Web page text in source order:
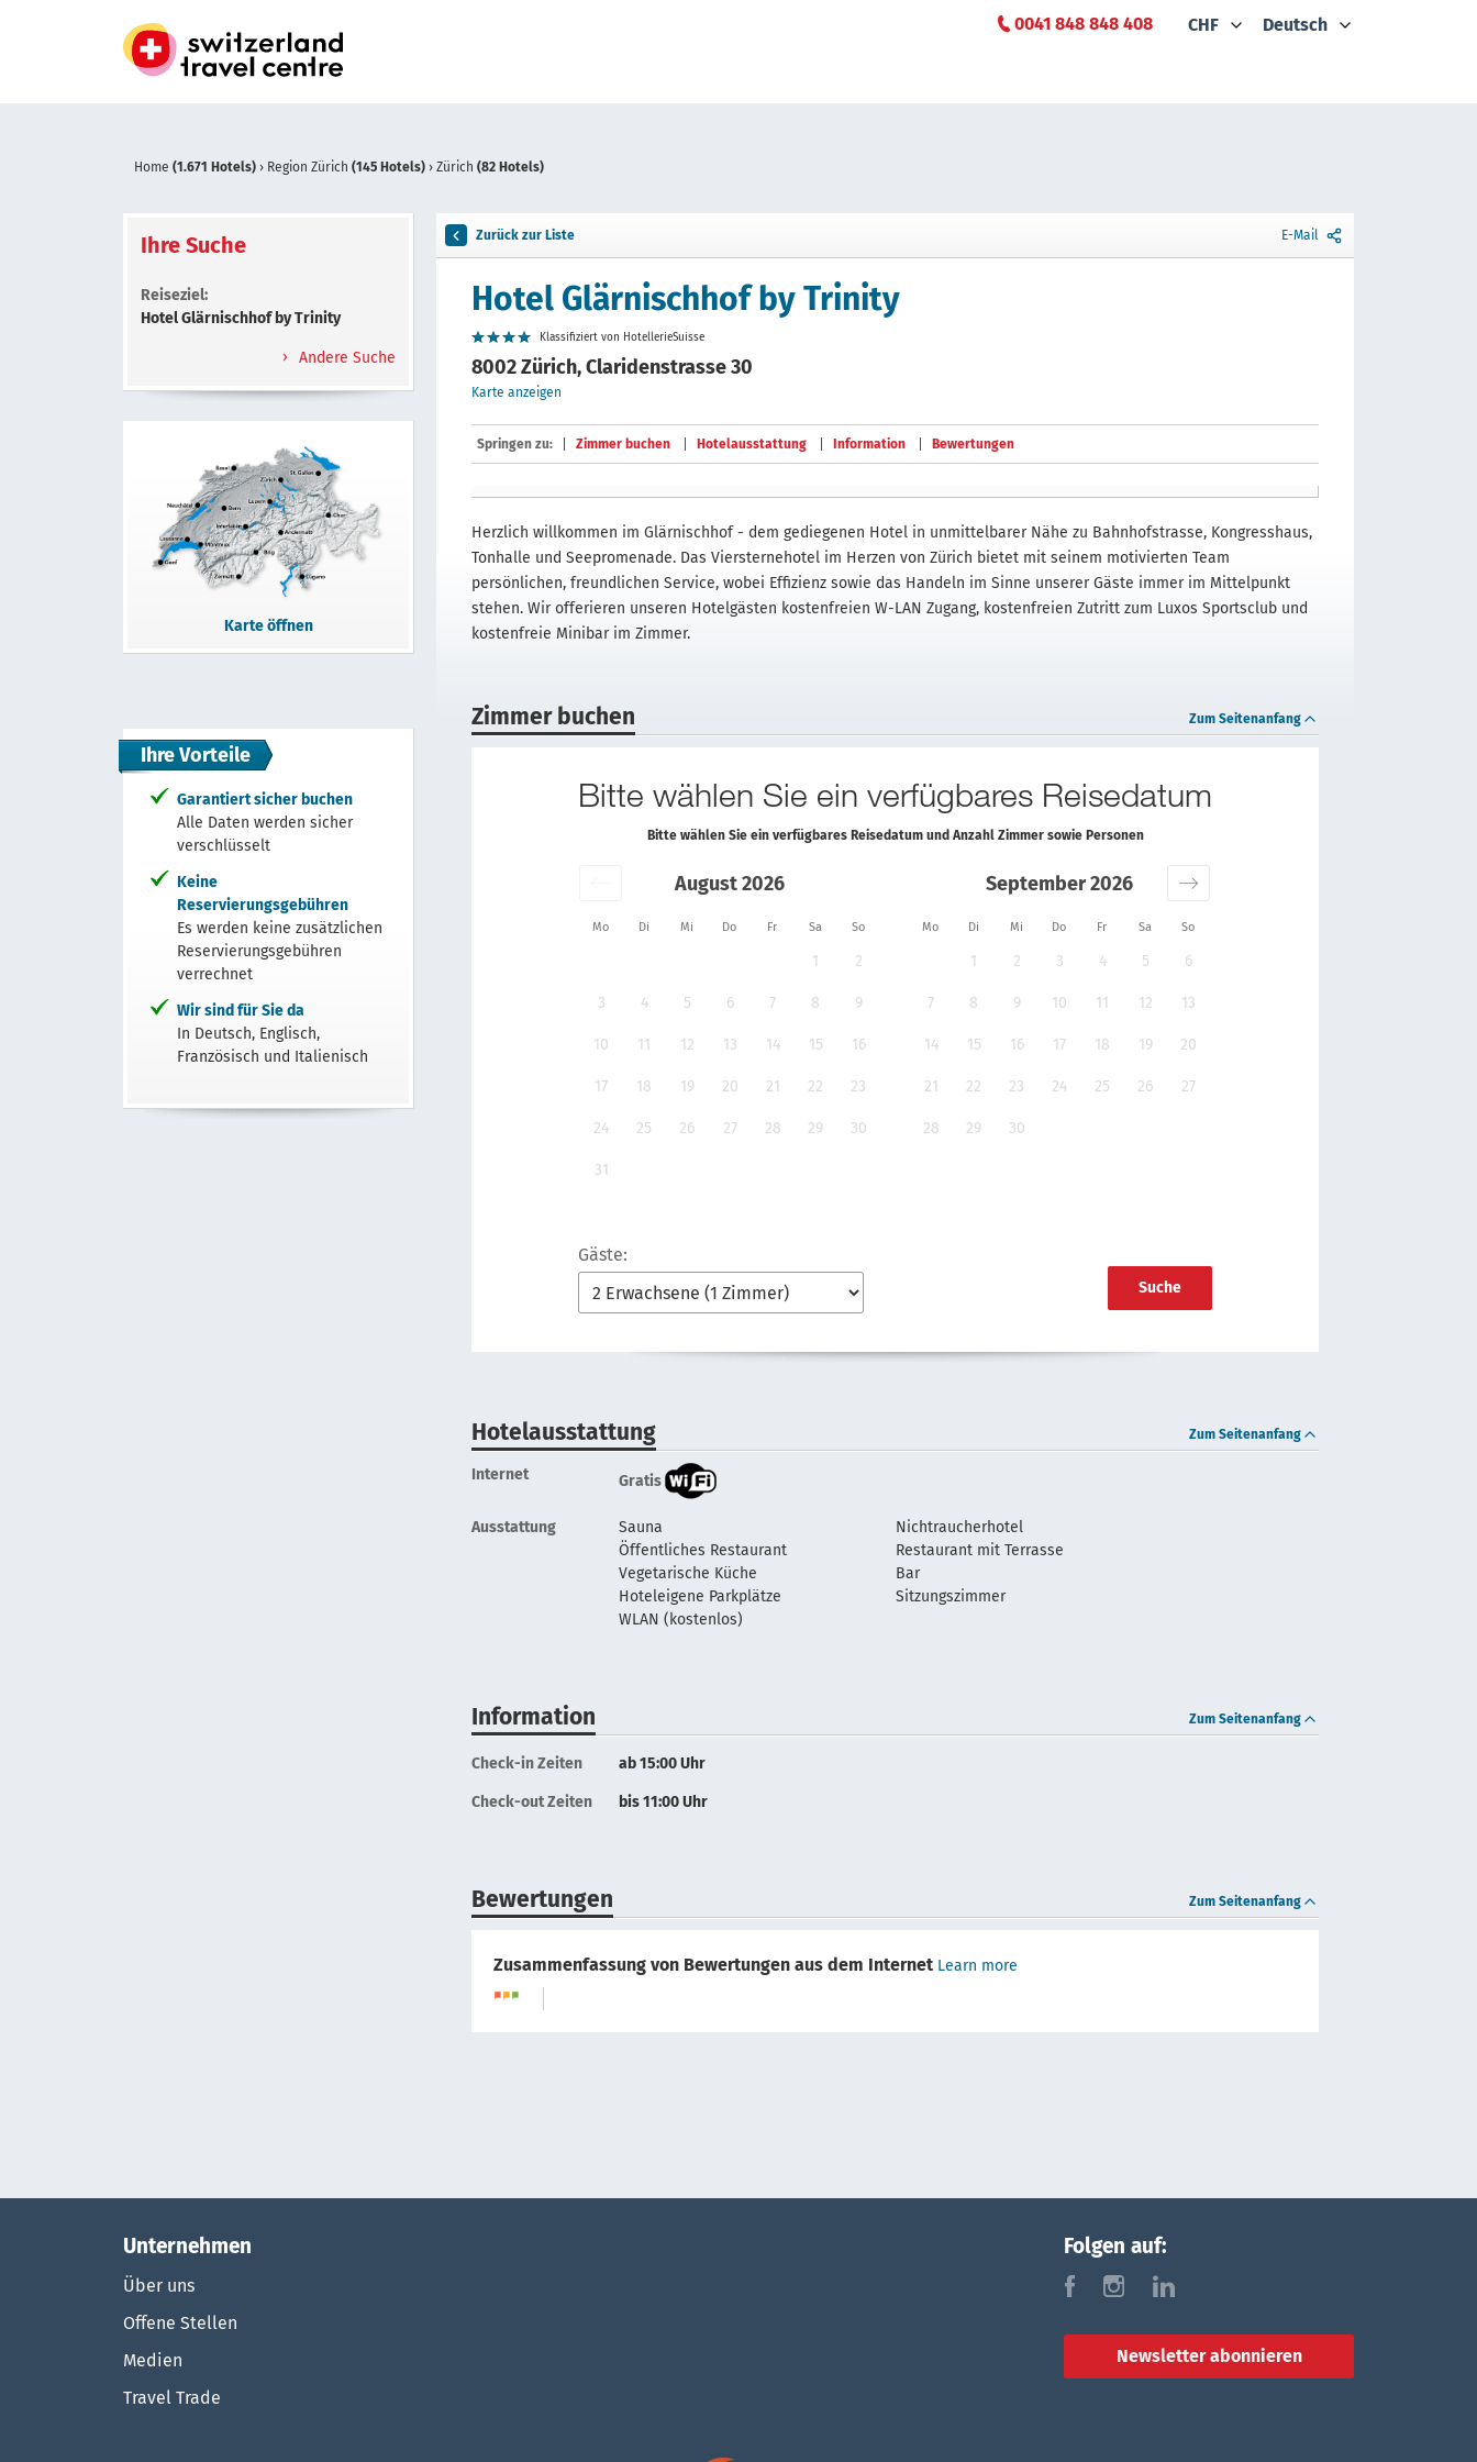
0041 848 848 408 CHF Deutsch
Home (1.671 Hotels) › Region Zürich (145 Hotels) › Zürich (82 Hotels)
Ihre Suche
Reiseziel:
Hotel Glärnischhof by Trinity
Andere Suche
Karte öffnen
Ihre Vorteile
Garantiert sicher buchen
Alle Daten werden sicher
verschlüsselt
Keine
Reservierungsgebühren
Es werden keine zusätzlichen
Reservierungsgebühren
verrechnet
Wir sind für Sie da
In Deutsch, Englisch,
Französisch und Italienisch
Zurück zur Liste E-Mail
Hotel Glärnischhof by Trinity
Klassifiziert von HotellerieSuisse
8002 Zürich, Claridenstrasse 30
Karte anzeigen
Springen zu: Zimmer buchen Hotelausstattung Information Bewertungen
Herzlich willkommen im Glärnischhof - dem gediegenen Hotel in unmittelbarer Nähe zu Bahnhofstrasse, Kongresshaus,
Tonhalle und Seepromenade. Das Viersternehotel im Herzen von Zürich bietet mit seinem motivierten Team
persönlichen, freundlichen Service, wobei Effizienz sowie das Handeln im Sinne unserer Gäste immer im Mittelpunkt
stehen. Wir offerieren unseren Hotelgästen kostenfreien W-LAN Zugang, kostenfreien Zutritt zum Luxos Sportsclub und
kostenfreie Minibar im Zimmer.
Zimmer buchen Zum Seitenanfang
Bitte wählen Sie ein verfügbares Reisedatum
Bitte wählen Sie ein verfügbares Reisedatum und Anzahl Zimmer sowie Personen
Mo Di Mi Do Fr Sa So Mo Di Mi Do Fr Sa So
August 2026
1 2
3 4 5 6 7 8 9
10 11 12 13 14 15 16
17 18 19 20 21 22 23
24 25 26 27 28 29 30
31
September 2026
1 2 3 4 5 6
7 8 9 10 11 12 13
14 15 16 17 18 19 20
21 22 23 24 25 26 27
28 29 30
Gäste:
Suche
Hotelausstattung Zum Seitenanfang
Internet Gratis
Ausstattung Sauna
Nichtraucherhotel
Öffentliches Restaurant
Restaurant mit Terrasse
Vegetarische Küche
Bar
Hoteleigene Parkplätze
Sitzungszimmer
WLAN (kostenlos)
Information Zum Seitenanfang
Check-in Zeiten ab 15:00 Uhr
Check-out Zeiten bis 11:00 Uhr
Bewertungen Zum Seitenanfang
Zusammenfassung von Bewertungen aus dem Internet Learn more
Unternehmen
Über uns
Offene Stellen
Medien
Travel Trade
Folgen auf:
f i l
Newsletter abonnieren